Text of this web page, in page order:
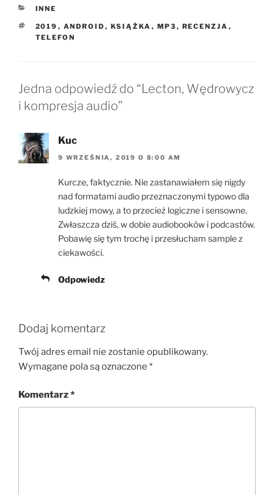
KATEGORIE
INNE
TAGI
2019 , ANDROID , KSIĄŻKA , MP3 , RECENZJA ,
TELEFON
Jedna odpowiedź do “Lecton, Wędrowycz
i kompresja audio”
Kuc
9 WRZEŚNIA, 2019 O 8:00 AM
Kurcze, faktycznie. Nie zastanawiałem się nigdy
nad formatami audio przeznaczonymi typowo dla
ludzkiej mowy, a to przecież logiczne i sensowne.
Zwłaszcza dziś, w dobie audiobooków i podcastów.
Pobawię się tym trochę i przesłucham sample z
ciekawości.
Odpowiedz
Dodaj komentarz
Twój adres email nie zostanie opublikowany.
Wymagane pola są oznaczone *
Komentarz*